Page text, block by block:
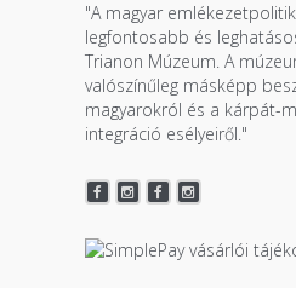
"A magyar
legfontosabb és
Trianon Múzeum. A
valószínűleg másképp
magyarokról és a kárpát-
integráció esélyeiről."